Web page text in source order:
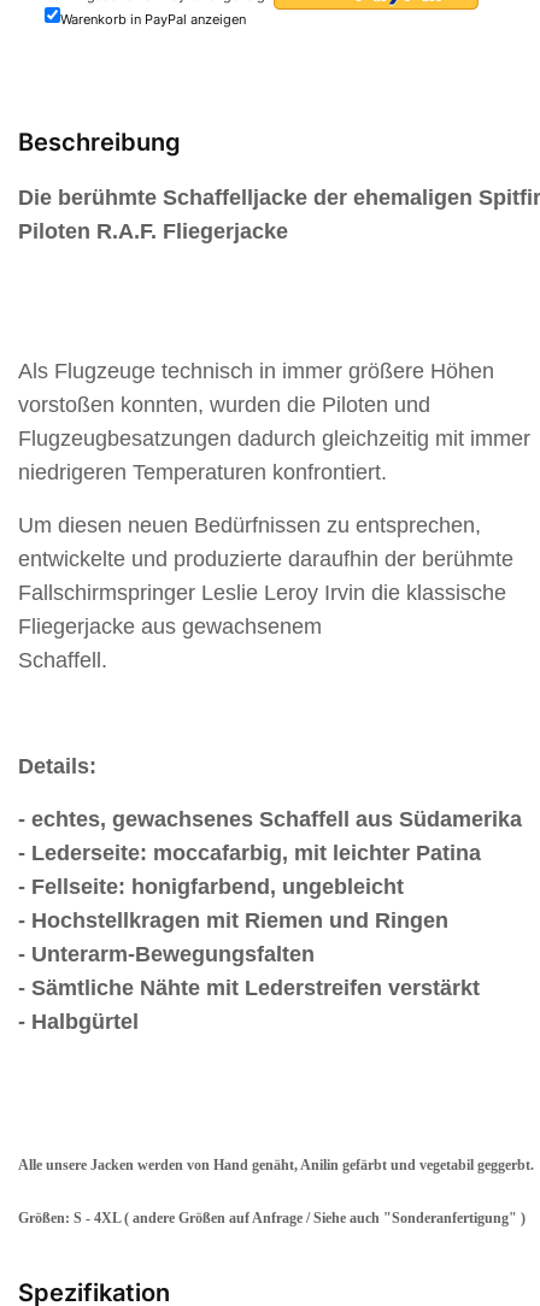
Warenkorb in PayPal anzeigen
Beschreibung
Die berühmte Schaffelljacke der ehemaligen
Piloten R.A.F. Fliegerjacke
Als Flugzeuge technisch in immer größere Höhen
vorstoßen konnten, wurden die Piloten und
Flugzeugbesatzungen dadurch gleichzeitig mit immer
niedrigeren Temperaturen konfrontiert.
Um diesen neuen Bedürfnissen zu entsprechen,
entwickelte und produzierte daraufhin der berühmte
Fallschirmspringer Leslie Leroy Irvin die klassische
Fliegerjacke aus gewachsenem
Schaffell.
Details:
- echtes, gewachsenes Schaffell aus Südamerika
- Lederseite: moccafarbig, mit leichter Patina
- Fellseite: honigfarbend, ungebleicht
- Hochstellkragen mit Riemen und Ringen
- Unterarm-Bewegungsfalten
- Sämtliche Nähte mit Lederstreifen verstärkt
- Halbgürtel
Alle unsere Jacken werden von Hand genäht, Anilin gefärbt und vegetabil geggerbt.
Größen: S - 4XL ( andere Größen auf Anfrage / Siehe auch "Sonderanfertigung" )
Spezifikation